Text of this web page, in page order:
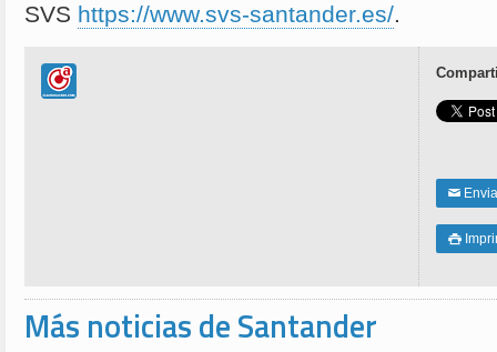
SVS https://www.svs-santander.es/.
✉

Más noticias de Santander